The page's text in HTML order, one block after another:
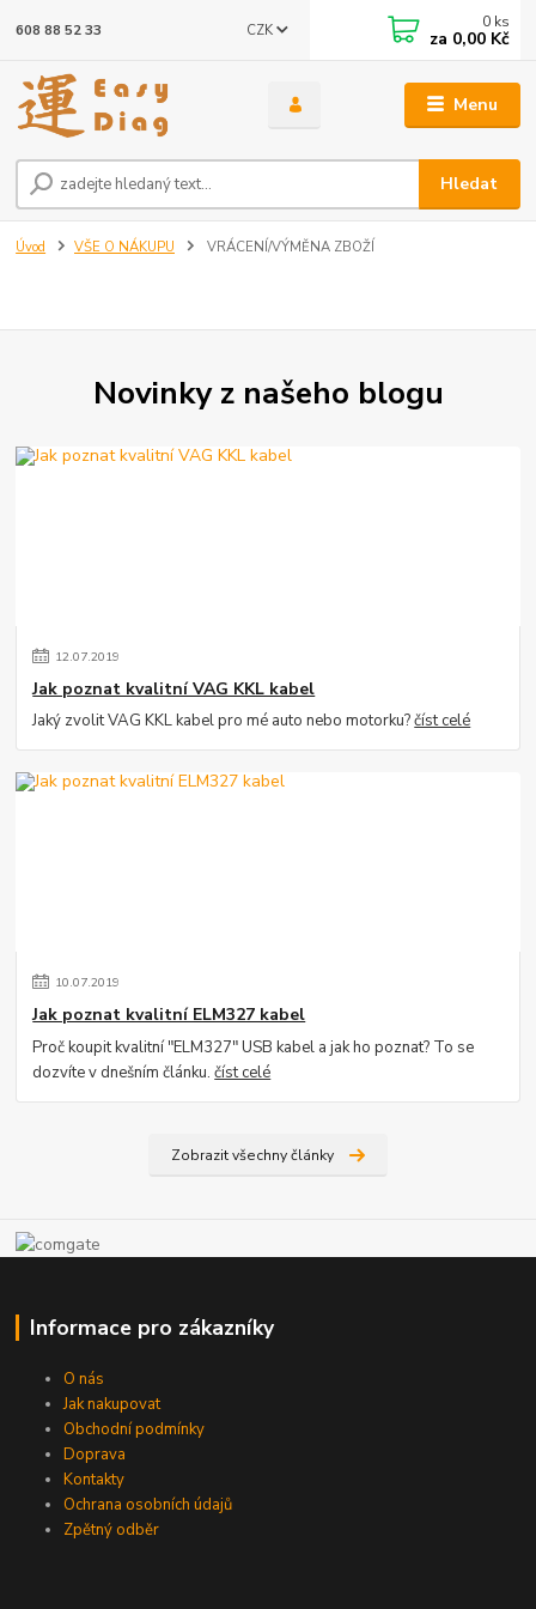
Menu
CZK
Hledat
608 88 52 33 0 ks
za 0,00 Kč
Úvod VŠE O NÁKUPU VRÁCENÍ/VÝMĚNA ZBOŽÍ
Novinky z našeho blogu
12.07.2019
Jak poznat kvalitní VAG KKL kabel
Jaký zvolit VAG KKL kabel pro mé auto nebo motorku?číst celé
10.07.2019
Jak poznat kvalitní ELM327 kabel
Proč koupit kvalitní "ELM327" USB kabel a jak ho poznat? To se
dozvíte v dnešním článku.číst celé
Zobrazit všechny články
Informace pro zákazníky
O nás
Jak nakupovat
Obchodní podmínky
Doprava
Kontakty
Ochrana osobních údajů
Zpětný odběr